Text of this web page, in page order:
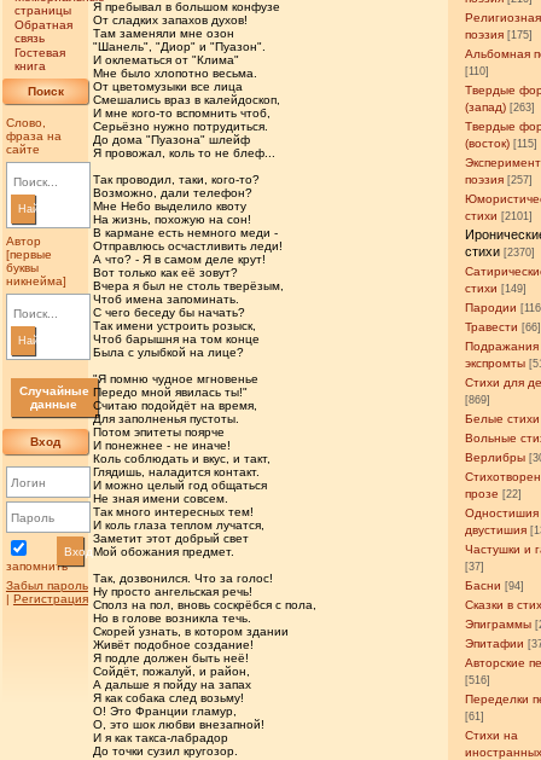
страницы
Обратная
связь
Гостевая
книга
Поиск
Слово,
фраза на
сайте
Найти
Автор
[первые
буквы
никнейма]
Найти
Случайные
данные
Вход
запомнить
Вход
Забыл пароль
| Регистрация
Религиозная
поэзия [175]
Альбомная
[110]
Твердые
(запад) [263]
Твердые
(восток) [115]
поэзия [257]
стихи [2101]
стихи [2370]
стихи [149]
Пародии
Травести [66]
Подражания
экспромты
Стихи для
[869]
Белые стихи
Вольные
Верлибры
прозе [22]
Одностишия
двустишия
Частушки и
[37]
Басни [94]
Сказки в
Эпиграммы
Эпитафии
Авторские
[516]
Переделки
[61]
Стихи на
Я пребывал в большом конфузе
От сладких запахов духов!
Там заменяли мне озон
"Шанель", "Диор" и "Пуазон".
И оклематься от "Клима"
Мне было хлопотно весьма.
От цветомузыки все лица
Смешались враз в калейдоскоп,
И мне кого-то вспомнить чтоб,
Серьёзно нужно потрудиться.
До дома "Пуазона" шлейф
Я провожал, коль то не блеф...
Так проводил, таки, кого-то?
Возможно, дали телефон?
Мне Небо выделило квоту
На жизнь, похожую на сон!
В кармане есть немного меди -
Отправлюсь осчастливить леди!
А что? - Я в самом деле крут!
Вот только как её зовут?
Вчера я был не столь тверёзым,
Чтоб имена запоминать.
С чего беседу бы начать?
Так имени устроить розыск,
Чтоб барышня на том конце
Была с улыбкой на лице?
"Я помню чудное мгновенье
Передо мной явилась ты!"
Считаю подойдёт на время,
Для заполненья пустоты.
Потом эпитеты поярче
И понежнее - не иначе!
Коль соблюдать и вкус, и такт,
Глядишь, наладится контакт.
И можно целый год общаться
Не зная имени совсем.
Так много интересных тем!
И коль глаза теплом лучатся,
Заметит этот добрый свет
Мой обожания предмет.
Так, дозвонился. Что за голос!
Ну просто ангельская речь!
Сполз на пол, вновь соскрёбся с пола,
Но в голове возникла течь.
Скорей узнать, в котором здании
Живёт подобное создание!
Я подле должен быть неё!
Сойдёт, пожалуй, и район,
А дальше я пойду на запах
Я как собака след возьму!
О! Это Франции гламур,
О, это шок любви внезапной!
И я как такса-лабрадор
До точки сузил кругозор.